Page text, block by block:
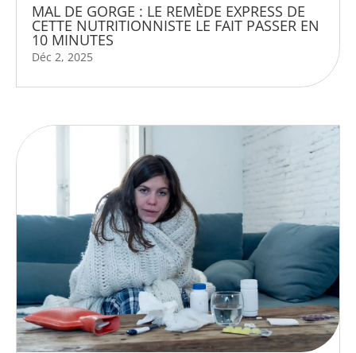
MAL DE GORGE : LE REMÈDE EXPRESS DE
CETTE NUTRITIONNISTE LE FAIT PASSER EN
10 MINUTES
Déc 2, 2025